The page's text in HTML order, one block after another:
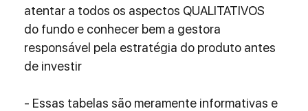
atentar a todos os aspectos QUALITATIVOS
do fundo e conhecer bem a gestora
responsável pela estratégia do produto antes
de investir
- Essas tabelas são meramente informativas e